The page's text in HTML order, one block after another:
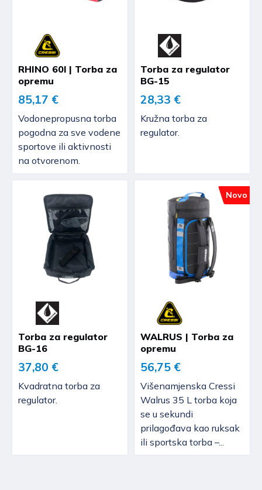
RHINO 60l | Torba za
opremu
85,17 €
Vodonepropusna torba
pogodna za sve vodene
sportove ili aktivnosti
na otvorenom.
Torba za regulator
BG-15
28,33 €
Kružna torba za
regulator.
Torba za regulator
BG-16
37,80 €
Kvadratna torba za
regulator.
Novo
WALRUS | Torba za
opremu
56,75 €
Višenamjenska Cressi
Walrus 35 L torba koja
se u sekundi
prilagođava kao ruksak
ili sportska torba –...